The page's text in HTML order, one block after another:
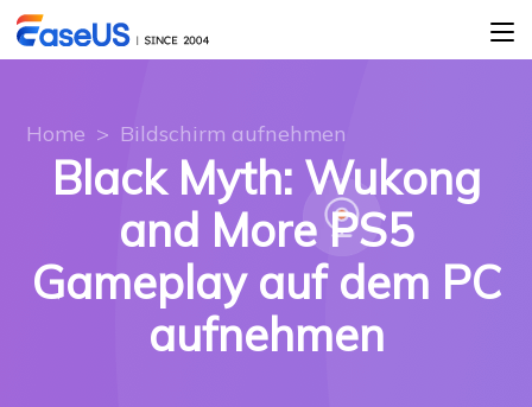
Home > Bildschirm aufnehmen
Black Myth: Wukong
and More PS5
Gameplay auf dem PC
aufnehmen